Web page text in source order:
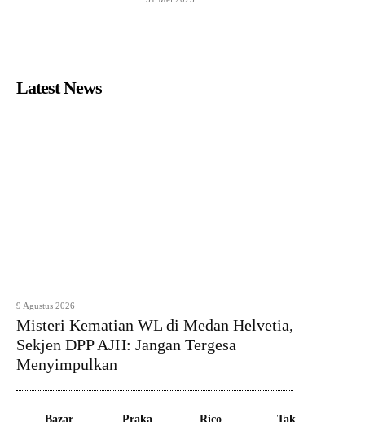
Latest News
9 Agustus 2026
Misteri Kematian WL di Medan Helvetia,
Sekjen DPP AJH: Jangan Tergesa
Menyimpulkan
Bazar
Praka
Rico
Tak